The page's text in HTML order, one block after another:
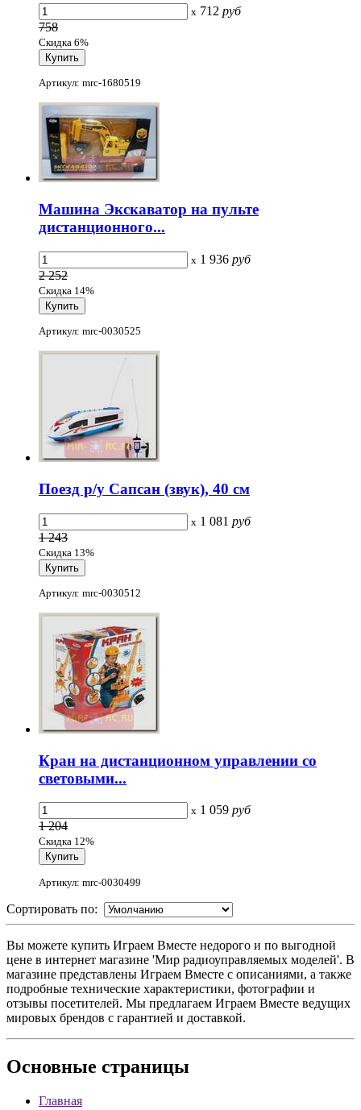
x 712 руб
758
Скидка 6%
Артикул: mrc-1680519
Машина Экскаватор на пульте
дистанционного...
x 1 936 руб
2 252
Скидка 14%
Артикул: mrc-0030525
Поезд р/у Сапсан (звук), 40 см
x 1 081 руб
1 243
Скидка 13%
Артикул: mrc-0030512
Кран на дистанционном управлении со
световыми...
x 1 059 руб
1 204
Скидка 12%
Артикул: mrc-0030499
Сортировать по:
Вы можете купить Играем Вместе недорого и по выгодной
цене в интернет магазине 'Мир радиоуправляемых моделей'. В
магазине представлены Играем Вместе с описаниями, а также
подробные технические характеристики, фотографии и
отзывы посетителей. Мы предлагаем Играем Вместе ведущих
мировых брендов с гарантией и доставкой.
Основные страницы
Главная